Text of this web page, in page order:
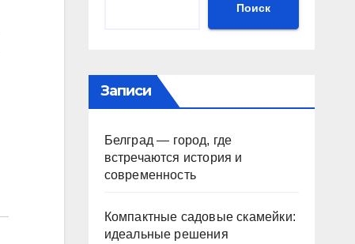
Поиск
Записи
Белград — город, где
встречаются история и
современность
Компактные садовые скамейки:
идеальные решения